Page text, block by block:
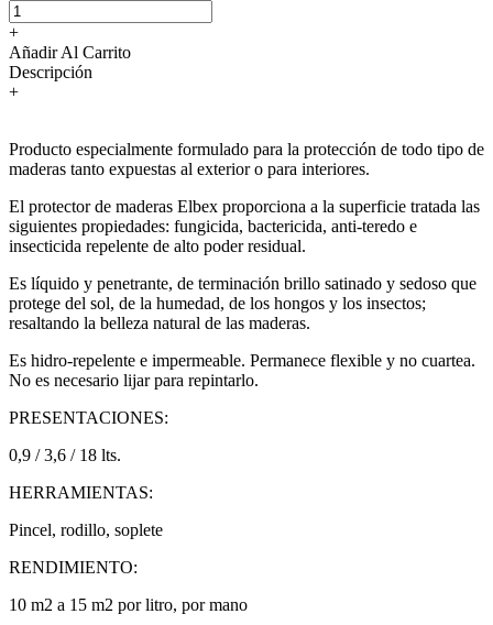
+
Añadir Al Carrito
Descripción
+
Producto especialmente formulado para la protección de todo tipo de
maderas tanto expuestas al exterior o para interiores.
El protector de maderas Elbex proporciona a la superficie tratada las
siguientes propiedades: fungicida, bactericida, anti-teredo e
insecticida repelente de alto poder residual.
Es líquido y penetrante, de terminación brillo satinado y sedoso que
protege del sol, de la humedad, de los hongos y los insectos;
resaltando la belleza natural de las maderas.
Es hidro-repelente e impermeable. Permanece flexible y no cuartea.
No es necesario lijar para repintarlo.
PRESENTACIONES:
0,9 / 3,6 / 18 lts.
HERRAMIENTAS:
Pincel, rodillo, soplete
RENDIMIENTO:
10 m2 a 15 m2 por litro, por mano